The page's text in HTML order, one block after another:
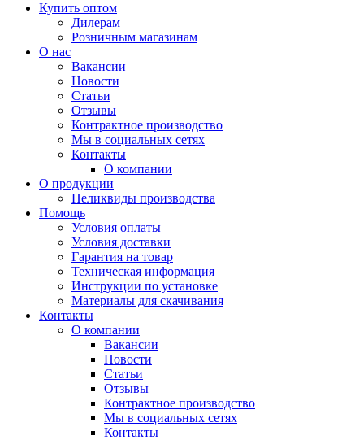
Купить оптом
Дилерам
Розничным магазинам
О нас
Вакансии
Новости
Статьи
Отзывы
Контрактное производство
Мы в социальных сетях
Контакты
О компании
О продукции
Неликвиды производства
Помощь
Условия оплаты
Условия доставки
Гарантия на товар
Техническая информация
Инструкции по установке
Материалы для скачивания
Контакты
О компании
Вакансии
Новости
Статьи
Отзывы
Контрактное производство
Мы в социальных сетях
Контакты